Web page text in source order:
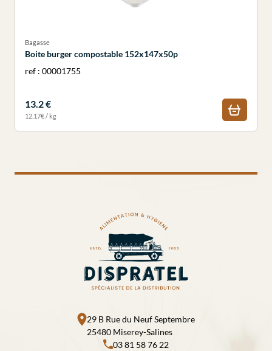
Bagasse
Boite burger compostable 152x147x50p
ref : 00001755
13.2 €
12.17€ / kg
29 B Rue du Neuf Septembre
25480 Miserey-Salines
03 81 58 76 22